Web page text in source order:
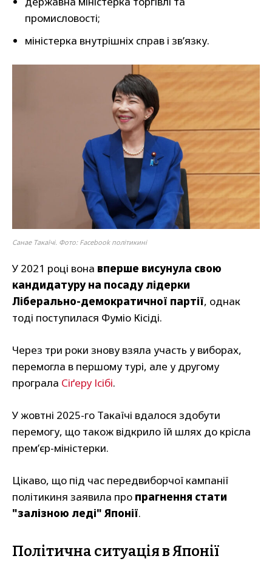
промисловості;
міністерка внутрішніх справ і зв’язку.
Санае Такаїчі. Фото: Facebook політикині
У 2021 році вона вперше висунула свою
кандидатуру на посаду лідерки
Ліберально-демократичної партії, однак
тоді поступилася Фуміо Кісіді.
Через три роки знову взяла участь у виборах,
перемогла в першому турі, але у другому
програла Сіґеру Ісібі.
У жовтні 2025-го Такаїчі вдалося здобути
перемогу, що також відкрило їй шлях до крісла
прем’єр-міністерки.
Цікаво, що під час передвиборчої кампанії
політикиня заявила про прагнення стати
"залізною леді" Японії.
Політична ситуація в Японії